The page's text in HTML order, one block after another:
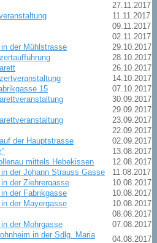
27.11.2017
11.11.2017
09.11.2017
02.11.2017
der Mühlstrasse
29.10.2017
28.10.2017
26.10.2017
14.10.2017
15
07.10.2017
30.09.2017
29.09.2017
23.09.2017
22.09.2017
der Hauptstrasse
02.09.2017
13.08.2017
mittels Hebekissen
12.08.2017
der Johann Strauss Gasse
11.08.2017
der Ziehrergasse
10.08.2017
der Fabrikgasse
10.08.2017
der Mayergasse
10.08.2017
08.08.2017
der Mohrgasse
07.08.2017
in der Sdlg. Maria
04.08.2017